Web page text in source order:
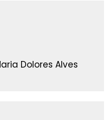
Dolores Alves